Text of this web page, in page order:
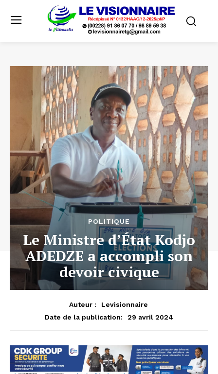
POLITIQUE
Le Ministre d’État Kodjo
ADEDZE a accompli son
devoir civique
Auteur :
Levisionnaire
Date de la publication:
29 avril 2024